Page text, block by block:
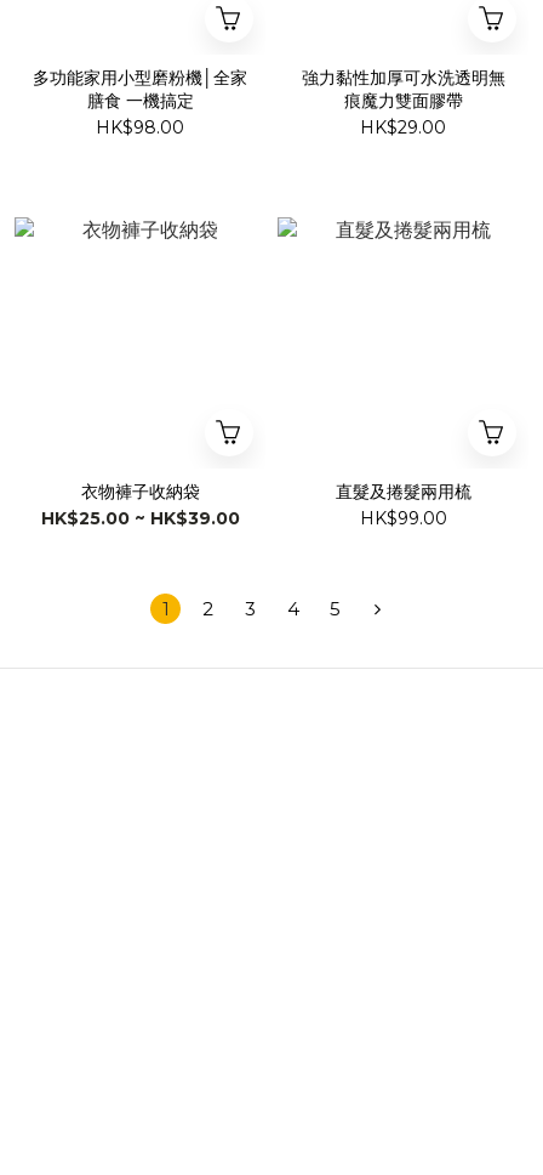
多功能家用小型磨粉機│全家
膳食 一機搞定
HK$98.00
強力黏性加厚可水洗透明無
痕魔力雙面膠帶
HK$29.00
衣物褲子收納袋
HK$25.00 ~ HK$39.00
直髮及捲髮兩用梳
HK$99.00
1 2 3 4 5